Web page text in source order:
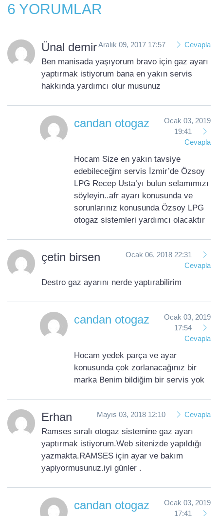
6 YORUMLAR
Ünal demirAralık 09, 2017 17:57 Cevapla
Ben manisada yaşıyorum bravo için gaz ayarı
yaptırmak istiyorum bana en yakın servis
hakkında yardımcı olur musunuz
candan otogaz
Ocak 03, 2019
19:41
Cevapla
Hocam Size en yakın tavsiye
edebileceğim servis İzmir’de Özsoy
LPG Recep Usta’yı bulun selamımızı
söyleyin..afr ayarı konusunda ve
sorunlarınız konusunda Özsoy LPG
otogaz sistemleri yardımcı olacaktır
çetin birsen
Ocak 06, 2018 22:31
Cevapla
Destro gaz ayarını nerde yaptırabilirim
candan otogaz
Ocak 03, 2019
17:54
Cevapla
Hocam yedek parça ve ayar
konusunda çok zorlanacağınız bir
marka Benim bildiğim bir servis yok
Erhan Mayıs 03, 2018 12:10 Cevapla
Ramses sıralı otogaz sistemine gaz ayarı
yaptırmak istiyorum.Web sitenizde yapıldığı
yazmakta.RAMSES için ayar ve bakım
yapiyormusunuz.iyi günler .
candan otogaz
Ocak 03, 2019
17:41